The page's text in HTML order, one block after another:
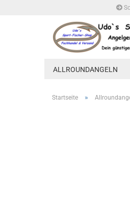
ALLROUNDANGELN
Startseite »